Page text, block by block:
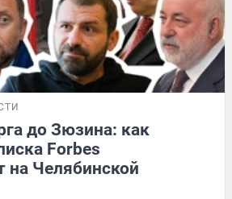
до Зюзина: как
Forbes
на Челябинской